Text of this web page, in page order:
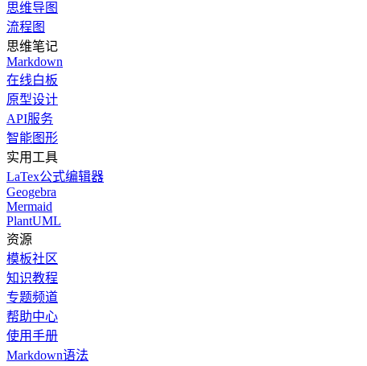
思维导图
流程图
思维笔记
Markdown
在线白板
原型设计
API服务
智能图形
实用工具
LaTex公式编辑器
Geogebra
Mermaid
PlantUML
资源
模板社区
知识教程
专题频道
帮助中心
使用手册
Markdown语法